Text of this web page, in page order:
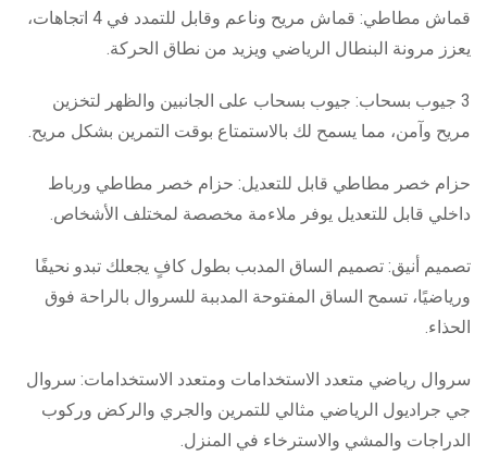
قماش مطاطي: قماش مريح وناعم وقابل للتمدد في 4 اتجاهات،
يعزز مرونة البنطال الرياضي ويزيد من نطاق الحركة.
3 جيوب بسحاب: جيوب بسحاب على الجانبين والظهر لتخزين
مريح وآمن، مما يسمح لك بالاستمتاع بوقت التمرين بشكل مريح.
حزام خصر مطاطي قابل للتعديل: حزام خصر مطاطي ورباط
داخلي قابل للتعديل يوفر ملاءمة مخصصة لمختلف الأشخاص.
تصميم أنيق: تصميم الساق المدبب بطول كافٍ يجعلك تبدو نحيفًا
ورياضيًا، تسمح الساق المفتوحة المدببة للسروال بالراحة فوق
الحذاء.
سروال رياضي متعدد الاستخدامات ومتعدد الاستخدامات: سروال
جي جراديول الرياضي مثالي للتمرين والجري والركض وركوب
الدراجات والمشي والاسترخاء في المنزل.